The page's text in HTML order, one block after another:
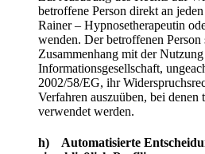
betroffene Person direkt an
Rainer – Hypnosetherapeutin
wenden. Der betroffenen
Zusammenhang mit der
Informationsgesellschaft,
2002/58/EG, ihr
Verfahren auszuüben, bei denen
verwendet werden.
h) Automatisierte